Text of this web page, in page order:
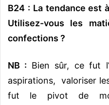
B24 : La tendance est
Utilisez-vous les
confections ?
NB : Bien sûr, ce fut
aspirations, valoriser
fut le pivot de